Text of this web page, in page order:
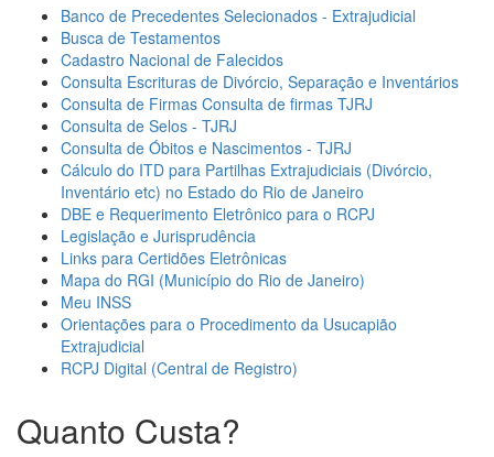
Banco de Precedentes Selecionados - Extrajudicial
Busca de Testamentos
Cadastro Nacional de Falecidos
Consulta Escrituras de Divórcio, Separação e Inventários
Consulta de Firmas Consulta de firmas TJRJ
Consulta de Selos - TJRJ
Consulta de Óbitos e Nascimentos - TJRJ
Cálculo do ITD para Partilhas Extrajudiciais (Divórcio,
Inventário etc) no Estado do Rio de Janeiro
DBE e Requerimento Eletrônico para o RCPJ
Legislação e Jurisprudência
Links para Certidões Eletrônicas
Mapa do RGI (Município do Rio de Janeiro)
Meu INSS
Orientações para o Procedimento da Usucapião
Extrajudicial
RCPJ Digital (Central de Registro)
Quanto Custa?